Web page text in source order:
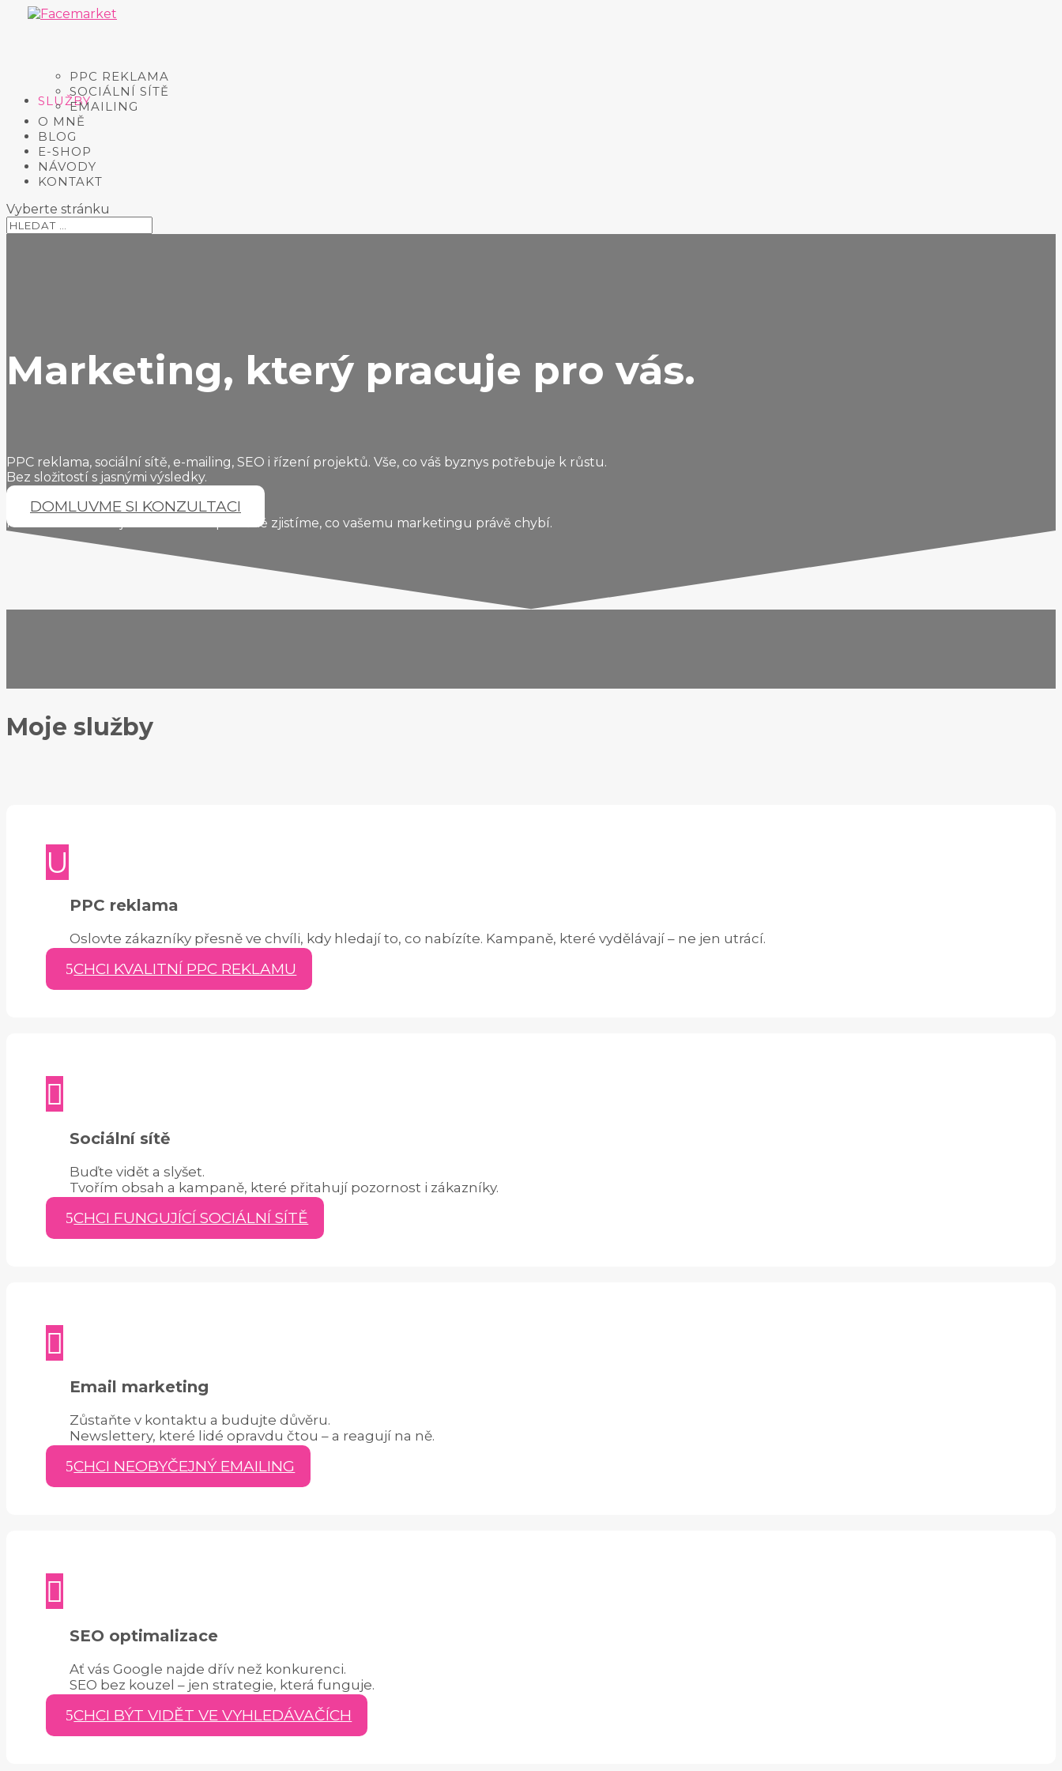
SLUŽBY
PPC REKLAMA
SOCIÁLNÍ SÍTĚ
EMAILING
O MNĚ
BLOG
E-SHOP
NÁVODY
KONTAKT
Vyberte stránku
Marketing, který pracuje pro vás.
PPC reklama, sociální sítě, e-mailing, SEO i řízení projektů. Vše, co váš byznys potřebuje k růstu.
Bez složitostí s jasnými výsledky.
DOMLUVME SI KONZULTACI
První konzultace je nezávazná. Společně zjistíme, co vašemu marketingu právě chybí.
Moje služby
U
PPC reklama
Oslovte zákazníky přesně ve chvíli, kdy hledají to, co nabízíte. Kampaně, které vydělávají – ne jen utrácí.
CHCI KVALITNÍ PPC REKLAMU

Sociální sítě
Buďte vidět a slyšet.
Tvořím obsah a kampaně, které přitahují pozornost i zákazníky.
CHCI FUNGUJÍCÍ SOCIÁLNÍ SÍTĚ

Email marketing
Zůstaňte v kontaktu a budujte důvěru.
Newslettery, které lidé opravdu čtou – a reagují na ně.
CHCI NEOBYČEJNÝ EMAILING

SEO optimalizace
Ať vás Google najde dřív než konkurenci.
SEO bez kouzel – jen strategie, která funguje.
CHCI BÝT VIDĚT VE VYHLEDÁVAČÍCH